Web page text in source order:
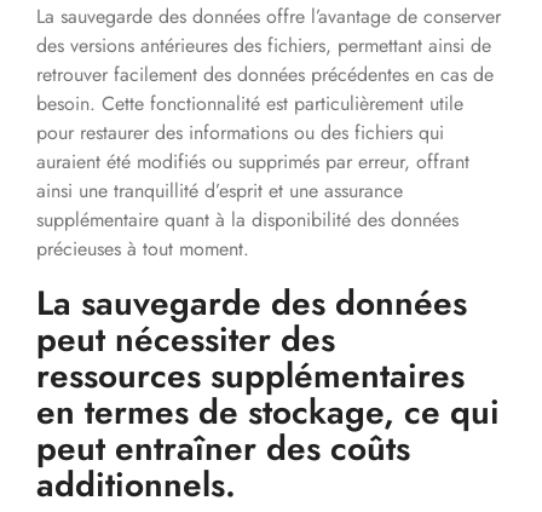
La sauvegarde des données offre l’avantage de conserver
des versions antérieures des fichiers, permettant ainsi de
retrouver facilement des données précédentes en cas de
besoin. Cette fonctionnalité est particulièrement utile
pour restaurer des informations ou des fichiers qui
auraient été modifiés ou supprimés par erreur, offrant
ainsi une tranquillité d’esprit et une assurance
supplémentaire quant à la disponibilité des données
précieuses à tout moment.
La sauvegarde des données
peut nécessiter des
ressources supplémentaires
en termes de stockage, ce qui
peut entraîner des coûts
additionnels.